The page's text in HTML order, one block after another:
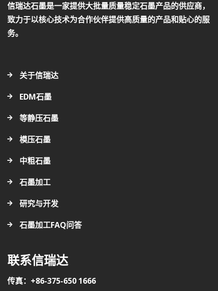
信瑞达石墨是一家提供大批量质量稳定石墨产品的供应商，
致力于以核心技术为合作伙伴提供高质量的产品和贴心的服
务。
关于信瑞达
EDM石墨
等静压石墨
模压石墨
中粗石墨
石墨加工
研究与开发
石墨加工FAQ问答
联系信瑞达
传真：+86-375-650 1666